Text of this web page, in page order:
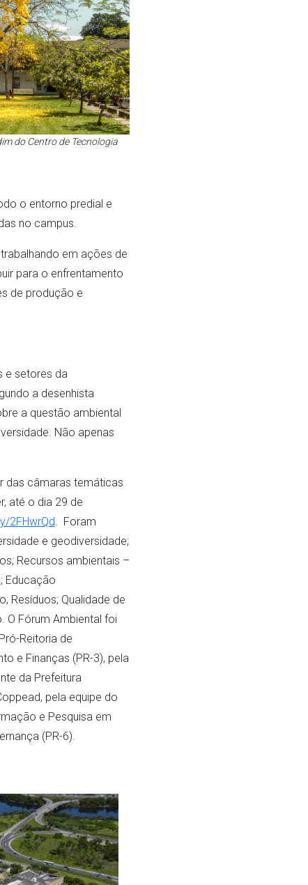
do Centro de Tecnologia
o entorno predial e
no campus.
em ações de
para o enfrentamento
de produção e
e setores da
a desenhista
a questão ambiental
Não apenas
das câmaras temáticas
até o dia 29 de
2FHwrQd. Foram
e geodiversidade;
Recursos ambientais –
Educação
Resíduos; Qualidade de
O Fórum Ambiental foi
Reitoria de
e Finanças (PR-3), pela
da Prefeitura
pela equipe do
e Pesquisa em
(PR-6).